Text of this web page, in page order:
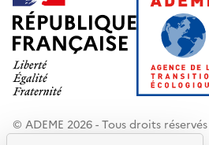
© ADEME 2026 - Tous droits réservés